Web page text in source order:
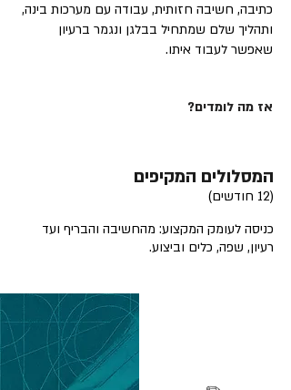
כתיבה, חשיבה חזותית, עבודה עם מערכות בינה,
ותהליך שלם שמתחיל בבלגן ונגמר ברעיון
שאפשר לעבוד איתו.
אז מה לומדים?
המסלולים המקיפים
(12 חודשים)
כניסה לעומק המקצוע: מהחשיבה והבריף ועד
רעיון, שפה, כלים וביצוע.